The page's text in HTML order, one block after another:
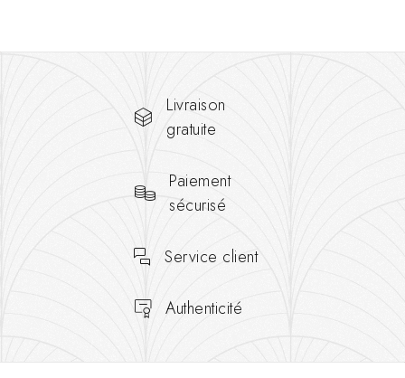
Livraison
gratuite
Paiement
sécurisé
Service client
Authenticité